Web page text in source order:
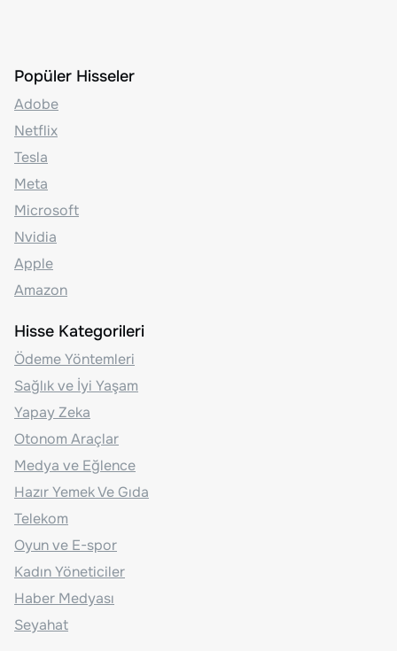
Popüler Hisseler
Adobe
Netflix
Tesla
Meta
Microsoft
Nvidia
Apple
Amazon
Hisse Kategorileri
Ödeme Yöntemleri
Sağlık ve İyi Yaşam
Yapay Zeka
Otonom Araçlar
Medya ve Eğlence
Hazır Yemek Ve Gıda
Telekom
Oyun ve E-spor
Kadın Yöneticiler
Haber Medyası
Seyahat